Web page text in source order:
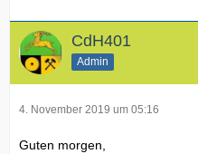
CdH401
Admin
4. November 2019 um 05:16
Guten morgen,